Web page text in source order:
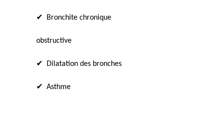
✔ Bronchite chronique
obstructive
✔ Dilatation des bronches
✔ Asthme